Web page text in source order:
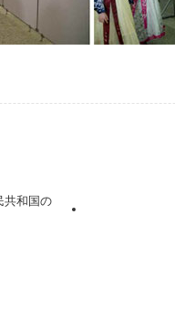
共和国の